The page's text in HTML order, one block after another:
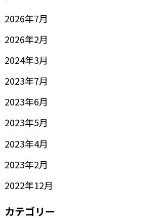
2026年7月
2026年2月
2024年3月
2023年7月
2023年6月
2023年5月
2023年4月
2023年2月
2022年12月
カテゴリー